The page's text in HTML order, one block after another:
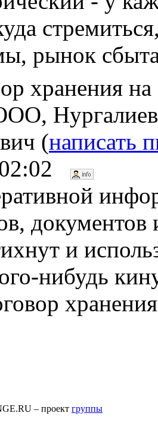
рынок
хранения на
(написать
документов
и
нибудь
– проект группы